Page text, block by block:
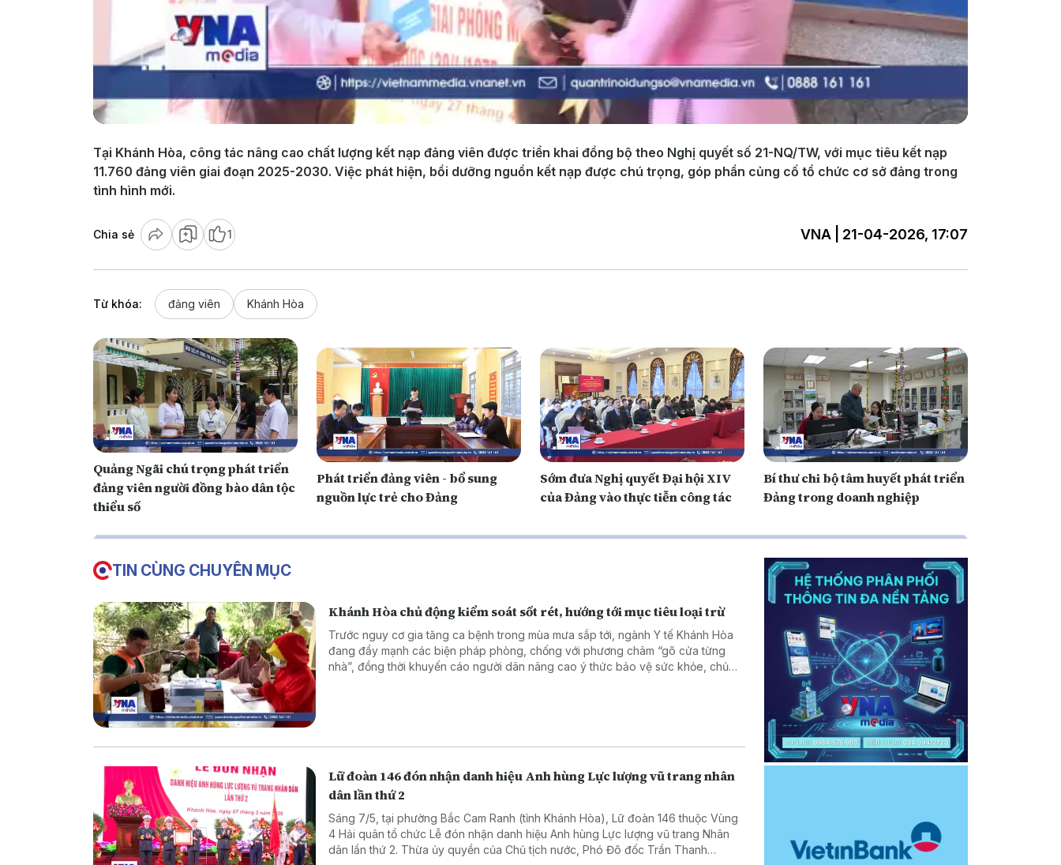
Tại Khánh Hòa, công tác nâng cao chất lượng kết nạp đảng viên được triển khai đồng bộ theo Nghị quyết số 21-NQ/TW, với mục tiêu kết nạp
11.760 đảng viên giai đoạn 2025-2030. Việc phát hiện, bồi dưỡng nguồn kết nạp được chú trọng, góp phần củng cố tổ chức cơ sở đảng trong
tình hình mới.
Chia sẻ 1 VNA | 21-04-2026, 17:07
Từ khóa: đảng viên Khánh Hòa
Quảng Ngãi chú trọng phát triển
đảng viên người đồng bào dân tộc
thiểu số
Phát triển đảng viên - bổ sung
nguồn lực trẻ cho Đảng
Sớm đưa Nghị quyết Đại hội XIV
của Đảng vào thực tiễn công tác
Bí thư chi bộ tâm huyết phát triển
Đảng trong doanh nghiệp
TIN CÙNG CHUYÊN MỤC
Khánh Hòa chủ động kiểm soát sốt rét, hướng tới mục tiêu loại trừ
Trước nguy cơ gia tăng ca bệnh trong mùa mưa sắp tới, ngành Y tế Khánh Hòa
đang đẩy mạnh các biện pháp phòng, chống với phương châm “gõ cửa từng
nhà”, đồng thời khuyến cáo người dân nâng cao ý thức bảo vệ sức khỏe, chủ
Lữ đoàn 146 đón nhận danh hiệu Anh hùng Lực lượng vũ trang nhân
dân lần thứ 2
Sáng 7/5, tại phường Bắc Cam Ranh (tỉnh Khánh Hòa), Lữ đoàn 146 thuộc Vùng
4 Hải quân tổ chức Lễ đón nhận danh hiệu Anh hùng Lực lượng vũ trang Nhân
dân lần thứ 2. Thừa ủy quyền của Chủ tịch nước, Phó Đô đốc Trần Thanh